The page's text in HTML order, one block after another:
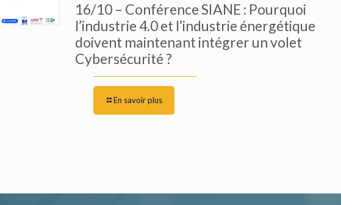
16/10 – Conférence SIANE : Pourquoi
l’industrie 4.0 et l’industrie énergétique
doivent maintenant intégrer un volet
Cybersécurité ?
En savoir plus